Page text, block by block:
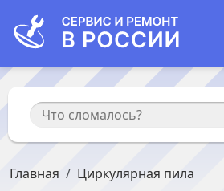
Главная Циркулярная пила